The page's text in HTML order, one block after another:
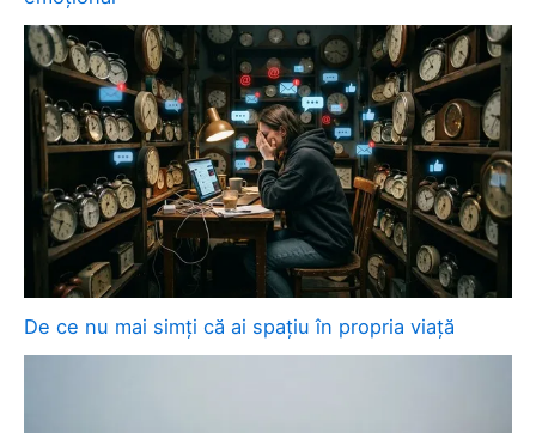
De ce nu mai simți că ai spațiu în propria viață